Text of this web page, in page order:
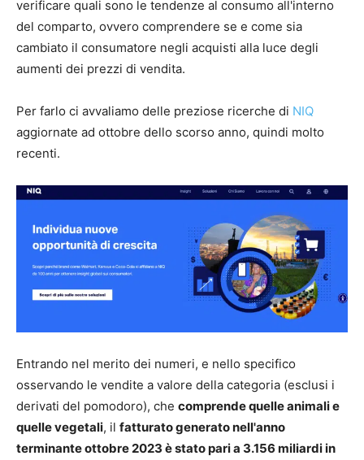
verificare quali sono le tendenze al consumo all'interno
del comparto, ovvero comprendere se e come sia
cambiato il consumatore negli acquisti alla luce degli
aumenti dei prezzi di vendita.
Per farlo ci avvaliamo delle preziose ricerche di NIQ
aggiornate ad ottobre dello scorso anno, quindi molto
recenti.
Entrando nel merito dei numeri, e nello specifico
osservando le vendite a valore della categoria (esclusi i
derivati del pomodoro), che comprende quelle animali e
quelle vegetali, il fatturato generato nell'anno
terminante ottobre 2023 è stato pari a 3.156 miliardi in